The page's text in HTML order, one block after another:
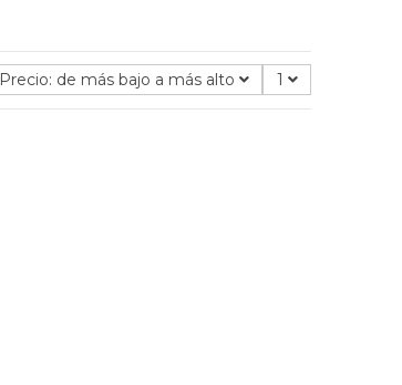
Precio: de más bajo a más alto 1